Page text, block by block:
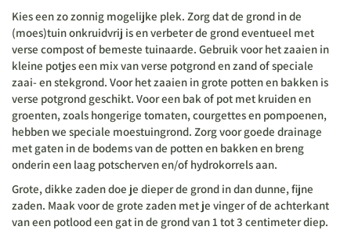
Kies een zo zonnig mogelijke plek. Zorg dat de grond in de
(moes)tuin onkruidvrij is en verbeter de grond eventueel met
verse compost of bemeste tuinaarde. Gebruik voor het zaaien in
kleine potjes een mix van verse potgrond en zand of speciale
zaai- en stekgrond. Voor het zaaien in grote potten en bakken is
verse potgrond geschikt. Voor een bak of pot met kruiden en
groenten, zoals hongerige tomaten, courgettes en pompoenen,
hebben we speciale moestuingrond. Zorg voor goede drainage
met gaten in de bodems van de potten en bakken en breng
onderin een laag potscherven en/of hydrokorrels aan.
Grote, dikke zaden doe je dieper de grond in dan dunne, fijne
zaden. Maak voor de grote zaden met je vinger of de achterkant
van een potlood een gat in de grond van 1 tot 3 centimeter diep.